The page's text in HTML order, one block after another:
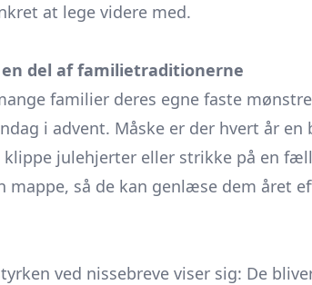
at lege videre med.
del af familietraditionerne
familier deres egne faste
i advent. Måske er der hvert år en
klippe julehjerter eller strikke på en
mappe, så de kan genlæse dem året
ved nissebreve viser sig: De